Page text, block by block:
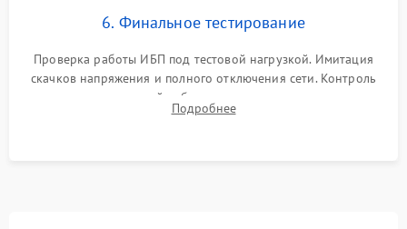
6. Финальное тестирование
Проверка работы ИБП под тестовой нагрузкой. Имитация
скачков напряжения и полного отключения сети. Контроль
времени автономной работы, температурного режима и
корректности формы выходного сигнала.
Подробнее